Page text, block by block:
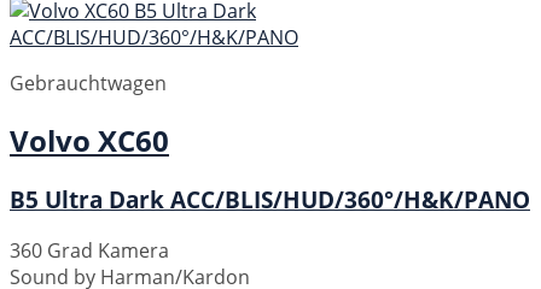
Gebrauchtwagen
Volvo XC60
B5 Ultra Dark ACC/BLIS/HUD/360°/H&K/PANO
360 Grad Kamera
Sound by Harman/Kardon